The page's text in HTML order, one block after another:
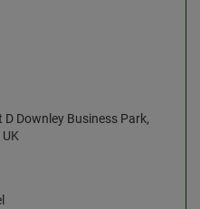
Downley Business Park,